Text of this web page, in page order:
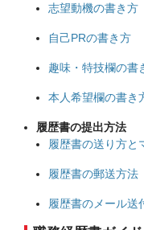
志望動機の書き方
自己PRの書き方
趣味・特技欄の書
本人希望欄の書き
履歴書の提出方法
履歴書の送り方と
履歴書の郵送方法
履歴書のメール送